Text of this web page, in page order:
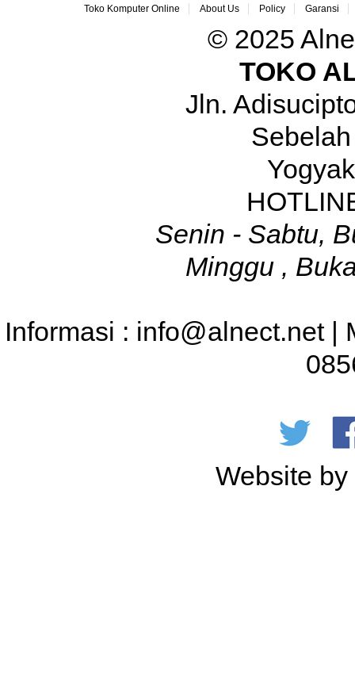
Toko Komputer Online About Us Policy Garansi
© 2025
TOKO
Jln.
Senin - Sabtu,
Minggu ,
Informasi : info@alnect.net |
Website by